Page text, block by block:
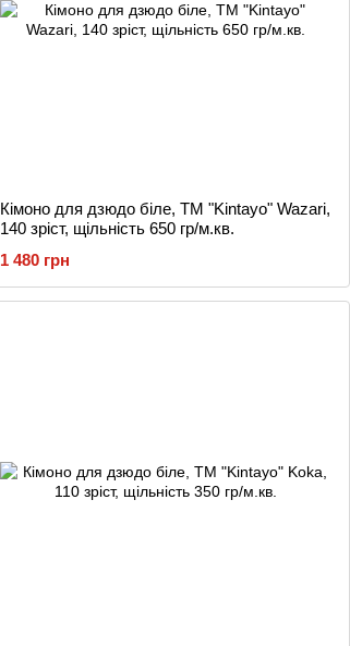
Кімоно для дзюдо біле, TM "Kintayo" Wazari,
140 зріст, щільність 650 гр/м.кв.
1 480 грн